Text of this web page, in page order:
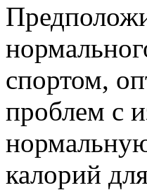
спортом,
проблем с
калорий